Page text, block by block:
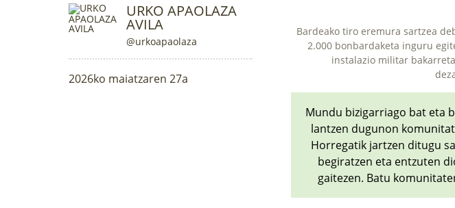
URKO APAOLAZA
AVILA
@urkoapaolaza
2026ko maiatzaren 27a
Bardeako tiro eremura sartzea
2.000 bonbardaketa inguru
instalazio militar
Mundu bizigarriago bat eta
lantzen dugunon
Horregatik jartzen ditugu
begiratzen eta entzuten
gaitezen. Batu